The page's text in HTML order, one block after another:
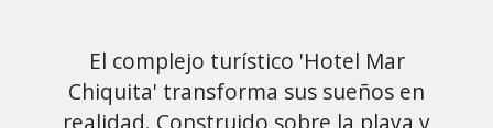
El complejo turístico 'Hotel Mar
Chiquita' transforma sus sueños en
realidad. Construido sobre la playa y